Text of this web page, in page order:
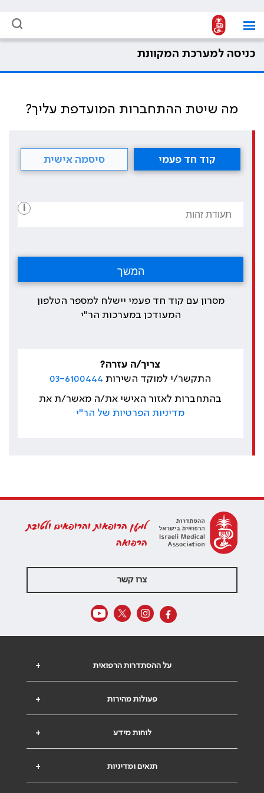
כניסה למערכת המקוונת
מה שיטת ההתחברות המועדפת עליך?
קוד חד פעמי סיסמה אישית
i
מסרון עם קוד חד פעמי יישלח למספר הטלפון
המעודכן במערכות הר"י
צריך/ה עזרה?
התקשר/י למוקד השירות 03-6100444
בהתחברות לאזור האישי את/ה מאשר/ת את
מדיניות הפרטיות של הר"י
למען הרופאות והרופאים ולטובת
הרפואה
צרו קשר
+ על ההסתדרות הרפואית
+ פעולות מהירות
+ לוחות מידע
+ תנאים ומדיניות